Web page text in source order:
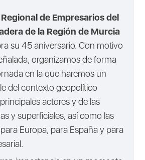
de Empresarios del
de la Región de Murcia
su 45 aniversario. Con motivo
organizamos de forma
en la que haremos un
del contexto geopolítico
actores y de las
y superficiales, así como las
Europa, para España y para